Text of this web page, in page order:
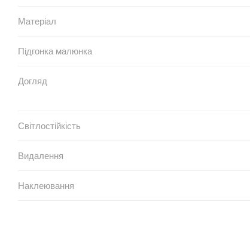
Матеріал
Підгонка малюнка
Догляд
Світлостійкість
Видалення
Наклеювання